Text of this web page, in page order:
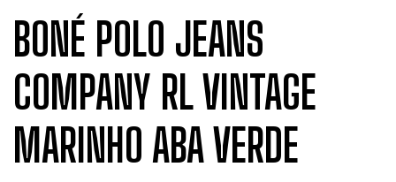
BONÉ POLO JEANS
COMPANY RL VINTAGE
MARINHO ABA VERDE